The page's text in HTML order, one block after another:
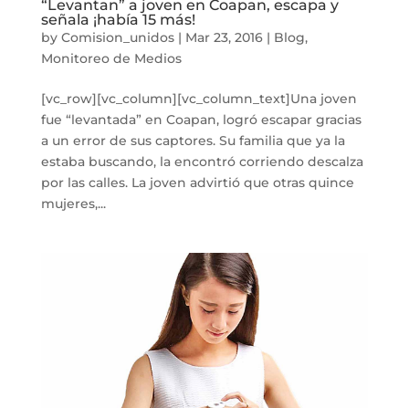
“Levantan” a joven en Coapan, escapa y
señala ¡había 15 más!
by Comision_unidos| Mar 23, 2016| Blog,
Monitoreo de Medios
[vc_row][vc_column][vc_column_text]Una joven
fue “levantada” en Coapan, logró escapar gracias
a un error de sus captores. Su familia que ya la
estaba buscando, la encontró corriendo descalza
por las calles. La joven advirtió que otras quince
mujeres,...